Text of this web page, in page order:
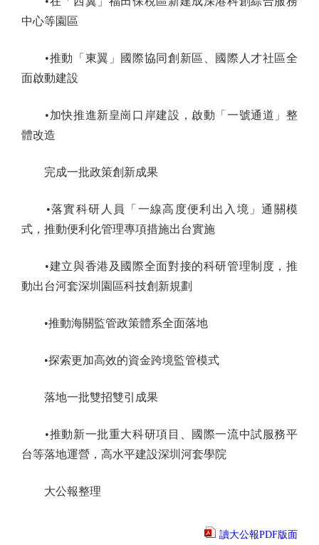
中心等園區
•推動「東翼」國際協同創新區、國際人才社區全
面啟動建設
•加快推進新皇崗口岸建設，啟動「一號通道」整
體改造
完成一批政策創新成果
•落實科研人員「一線高度便利出入境」通關模
式，推動便利化管理專項措施出台實施
•建立與香港及國際全面對接的科研管理制度，推
動出台河套深圳園區科技創新規劃
•推動海關監管政策體系全面落地
•探索更加高效的資金跨境監管模式
落地一批雙招雙引成果
•推動新一批重大科研項目、國際一流中試服務平
台等落地運營，高水平建設深圳河套學院
大公報整理
讀大公報PDF版面